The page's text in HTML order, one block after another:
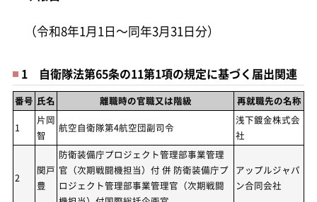
（令和8年1月1日～同年3月31日分）
1 自衛隊法第65条の11第1項の規定に基づく届出関連
番号 氏名 離職時の官職又は階級
再就職先の名称
1
片岡
智
航空自衛隊第4航空団副司令
浅下鍍金株式会
社
2
関戸
豊
防衛装備庁プロジェクト管理部事業管理
官（次期戦闘機担当）付 併 防衛装備庁プ
ロジェクト管理部事業管理官（次期戦闘
アップルジャパ
ン合同会社